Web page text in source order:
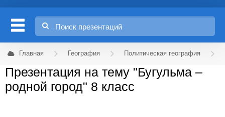
Главная География Политическая география
Презентация на тему "Бугульма –
родной город" 8 класс